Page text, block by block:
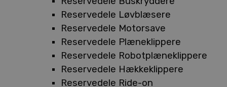
Reservedele Løvblæsere
Reservedele Motorsave
Reservedele Plæneklippere
Reservedele Robotplæneklippere
Reservedele Hækkeklippere
Reservedele Ride-on